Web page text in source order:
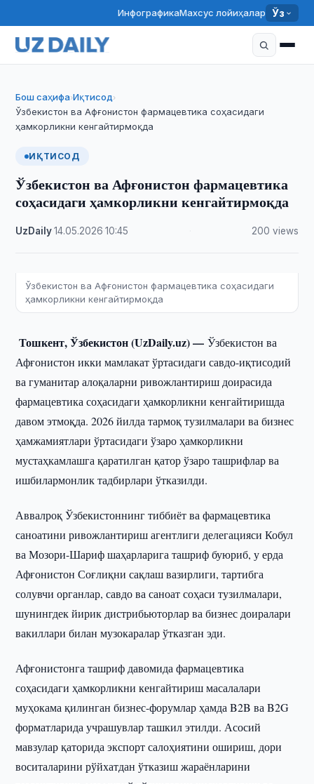
ИнфографикаМахсус лойиҳалар Ўз
Бош саҳифа›Иқтисод›
Ўзбекистон ва Афғонистон фармацевтика соҳасидаги
ҳамкорликни кенгайтирмоқда
ИҚТИСОД
Ўзбекистон ва Афғонистон фармацевтика
соҳасидаги ҳамкорликни кенгайтирмоқда
UzDaily·14.05.2026 ·10:45 200 views
Ўзбекистон ва Афғонистон фармацевтика соҳасидаги
ҳамкорликни кенгайтирмоқда
Тошкент, Ўзбекистон (UzDaily.uz) —Ўзбекистон ва
Афғонистон икки мамлакат ўртасидаги савдо-иқтисодий
ва гуманитар алоқаларни ривожлантириш доирасида
фармацевтика соҳасидаги ҳамкорликни кенгайтиришда
давом этмоқда. 2026 йилда тармоқ тузилмалари ва бизнес
ҳамжамиятлари ўртасидаги ўзаро ҳамкорликни
мустаҳкамлашга қаратилган қатор ўзаро ташрифлар ва
ишбилармонлик тадбирлари ўтказилди.
Аввалроқ Ўзбекистоннинг тиббиёт ва фармацевтика
саноатини ривожлантириш агентлиги делегацияси Кобул
ва Мозори-Шариф шаҳарларига ташриф буюриб, у ерда
Афғонистон Соғлиқни сақлаш вазирлиги, тартибга
солувчи органлар, савдо ва саноат соҳаси тузилмалари,
шунингдек йирик дистрибьюторлар ва бизнес доиралари
вакиллари билан музокаралар ўтказган эди.
Афғонистонга ташриф давомида фармацевтика
соҳасидаги ҳамкорликни кенгайтириш масалалари
муҳокама қилинган бизнес-форумлар ҳамда B2B ва B2G
форматларида учрашувлар ташкил этилди. Асосий
мавзулар қаторида экспорт салоҳиятини ошириш, дори
воситаларини рўйхатдан ўтказиш жараёнларини